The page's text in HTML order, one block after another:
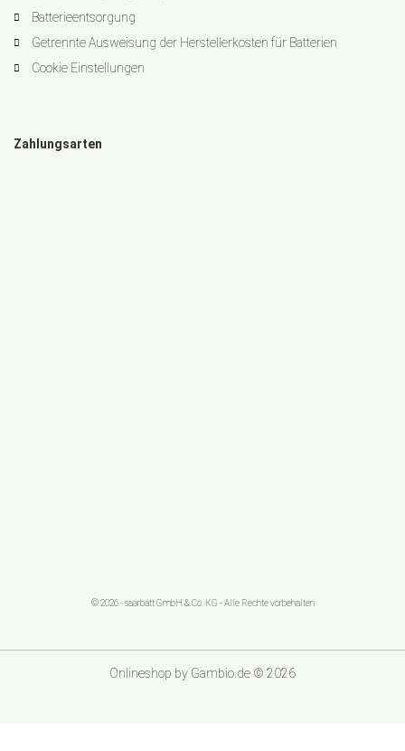
Batterieentsorgung
Getrennte Ausweisung der Herstellerkosten für Batterien
Cookie Einstellungen
Zahlungsarten
© 2026 - saarbatt GmbH & Co. KG - Alle Rechte vorbehalten
Onlineshop by Gambio.de © 2026